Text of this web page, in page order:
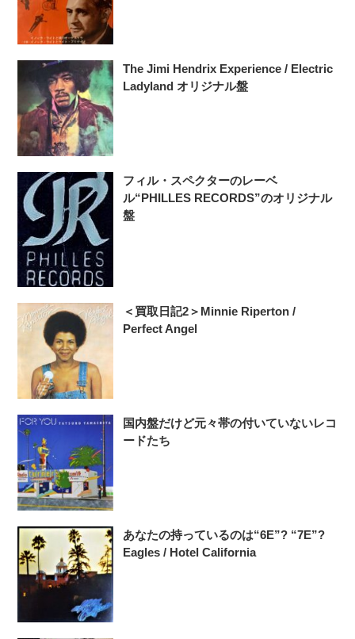
The Jimi Hendrix Experience / Electric
Ladyland オリジナル盤
フィル・スペクターのレーベ
ル“PHILLES RECORDS”のオリジナル
盤
＜買取日記2＞Minnie Riperton /
Perfect Angel
国内盤だけど元々帯の付いていないレコ
ードたち
あなたの持っているのは“6E”? “7E”?
Eagles / Hotel California